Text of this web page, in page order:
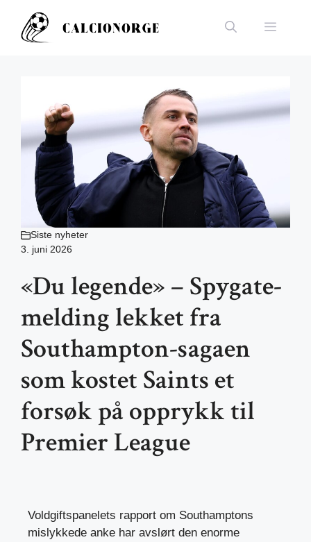
innhold
Meny
Siste nyheter
3. juni 2026
«Du legende» – Spygate-
melding lekket fra
Southampton-sagaen
som kostet Saints et
forsøk på opprykk til
Premier League
Voldgiftspanelets rapport om Southamptons
mislykkede anke har avslørt den enorme